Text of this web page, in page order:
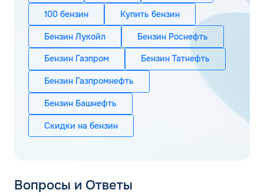
100 бензин Купить бензин
Бензин Лукойл Бензин Роснефть
Бензин Газпром Бензин Татнефть
Бензин Газпромнефть
Бензин Башнефть
Скидки на бензин
Вопросы и Ответы